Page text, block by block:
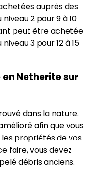
auprès des
2 pour 9 à 10
peut être achetée
3 pour 12 à 15
Netherite sur
dans la nature.
afin que vous
les propriétés de vos
faire, vous devez
débris anciens.